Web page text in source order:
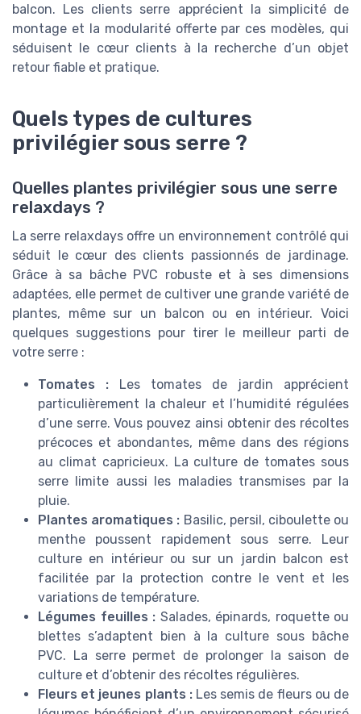
balcon. Les clients serre apprécient la simplicité de
montage et la modularité offerte par ces modèles, qui
séduisent le cœur clients à la recherche d’un objet
retour fiable et pratique.
Quels types de cultures
privilégier sous serre ?
Quelles plantes privilégier sous une serre
relaxdays ?
La serre relaxdays offre un environnement contrôlé qui
séduit le cœur des clients passionnés de jardinage.
Grâce à sa bâche PVC robuste et à ses dimensions
adaptées, elle permet de cultiver une grande variété de
plantes, même sur un balcon ou en intérieur. Voici
quelques suggestions pour tirer le meilleur parti de
votre serre :
Tomates : Les tomates de jardin apprécient
particulièrement la chaleur et l’humidité régulées
d’une serre. Vous pouvez ainsi obtenir des récoltes
précoces et abondantes, même dans des régions
au climat capricieux. La culture de tomates sous
serre limite aussi les maladies transmises par la
pluie.
Plantes aromatiques : Basilic, persil, ciboulette ou
menthe poussent rapidement sous serre. Leur
culture en intérieur ou sur un jardin balcon est
facilitée par la protection contre le vent et les
variations de température.
Légumes feuilles : Salades, épinards, roquette ou
blettes s’adaptent bien à la culture sous bâche
PVC. La serre permet de prolonger la saison de
culture et d’obtenir des récoltes régulières.
Fleurs et jeunes plants :Les semis de fleurs ou de